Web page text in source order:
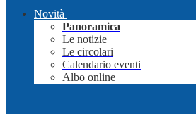
Novità
Panoramica
Le notizie
Le circolari
Calendario eventi
Albo online